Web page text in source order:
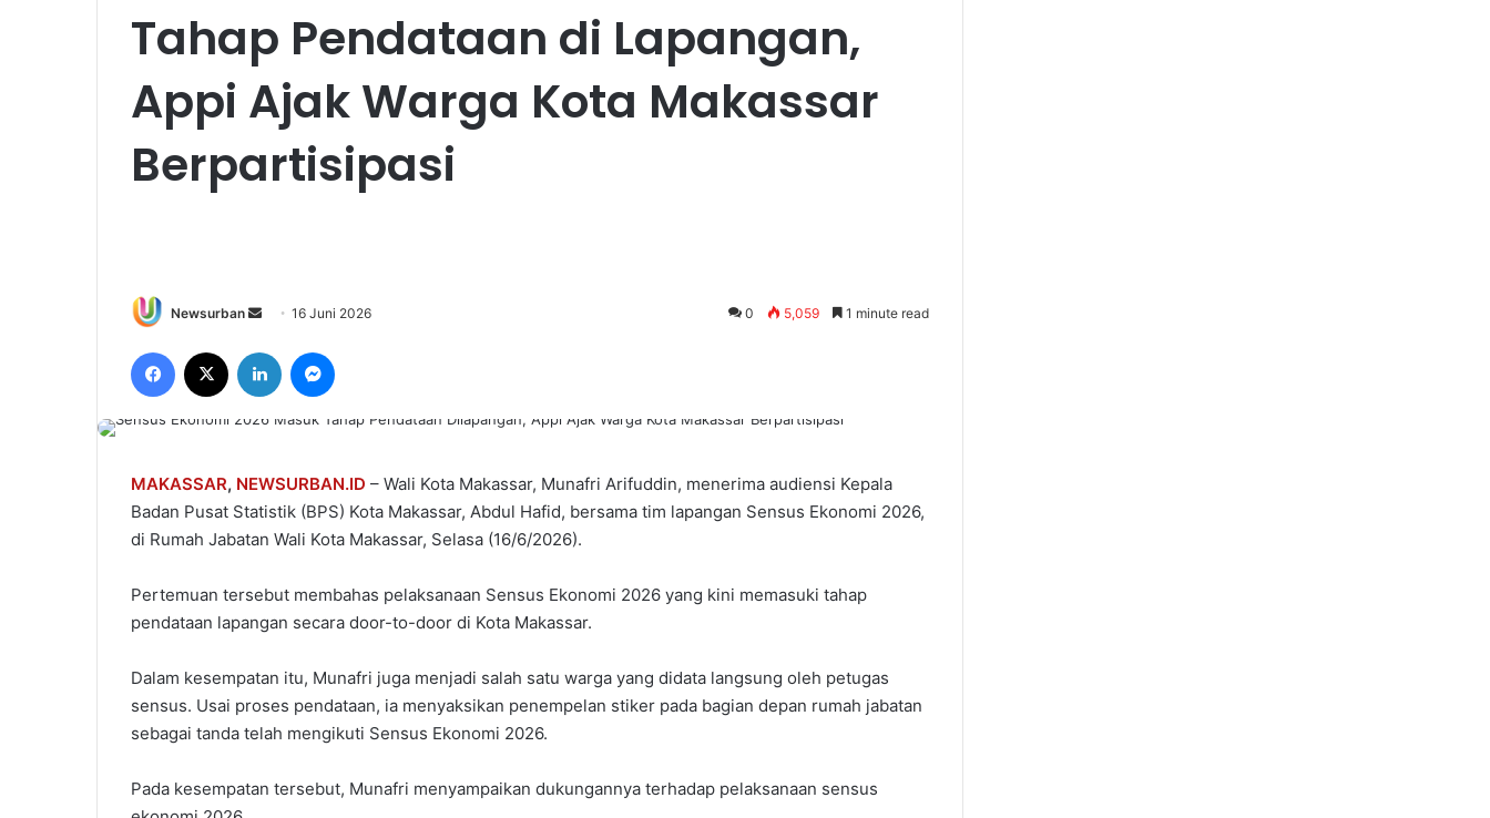
Tahap Pendataan di Lapangan,
Appi Ajak Warga Kota Makassar
Berpartisipasi
Newsurban
Send
email
16 Juni 2026 0 5,059 1 minute read
Facebook LinkedIn
MAKASSAR, NEWSURBAN.ID – Wali Kota Makassar, Munafri Arifuddin, menerima audiensi Kepala
Badan Pusat Statistik (BPS) Kota Makassar, Abdul Hafid, bersama tim lapangan Sensus Ekonomi 2026,
di Rumah Jabatan Wali Kota Makassar, Selasa (16/6/2026).
Pertemuan tersebut membahas pelaksanaan Sensus Ekonomi 2026 yang kini memasuki tahap
pendataan lapangan secara door-to-door di Kota Makassar.
Dalam kesempatan itu, Munafri juga menjadi salah satu warga yang didata langsung oleh petugas
sensus. Usai proses pendataan, ia menyaksikan penempelan stiker pada bagian depan rumah jabatan
sebagai tanda telah mengikuti Sensus Ekonomi 2026.
Pada kesempatan tersebut, Munafri menyampaikan dukungannya terhadap pelaksanaan sensus